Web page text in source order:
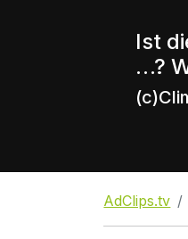
Ist
…?
AdClips.tv